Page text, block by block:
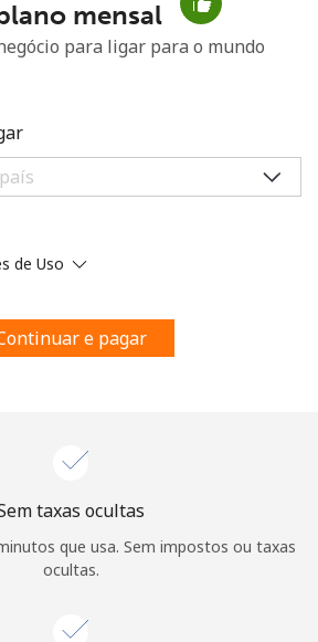
e minúscula
obter nossas melhores ofertas.
Olá!
CADASTRE-SE AGORA →
mensal
para ligar para o mundo
de Uso
e pagar
taxas ocultas
que usa. Sem impostos ou taxas
ocultas.